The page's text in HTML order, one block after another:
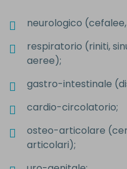
neurologico
respiratorio (riniti,
aeree);
gastro-intestinale
cardio-circolatorio;
osteo-articolare
articolari);